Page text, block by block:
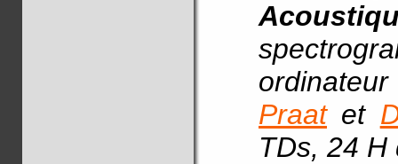
Praatet
TDs, 24 H